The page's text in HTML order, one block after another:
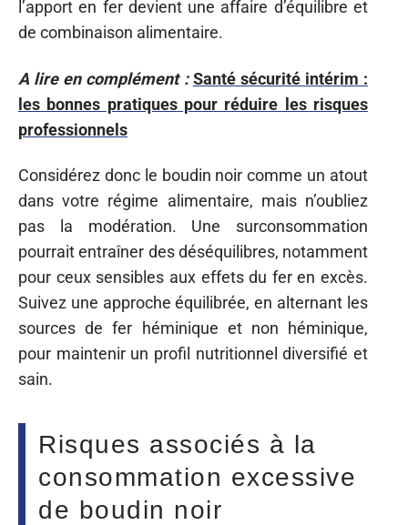
l’apport en fer devient une affaire d’équilibre et
de combinaison alimentaire.
A lire en complément : Santé sécurité intérim :
les bonnes pratiques pour réduire les risques
professionnels
Considérez donc le boudin noir comme un atout
dans votre régime alimentaire, mais n’oubliez
pas la modération. Une surconsommation
pourrait entraîner des déséquilibres, notamment
pour ceux sensibles aux effets du fer en excès.
Suivez une approche équilibrée, en alternant les
sources de fer héminique et non héminique,
pour maintenir un profil nutritionnel diversifié et
sain.
Risques associés à la
consommation excessive
de boudin noir